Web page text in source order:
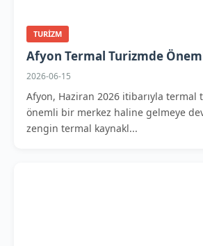
TURIZM
Afyon Termal Turizmde
2026-06-15
Afyon, Haziran 2026 itibarıyla termal
önemli bir merkez haline gelmeye
zengin termal kaynakl...